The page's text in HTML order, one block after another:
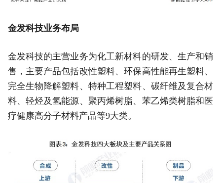
金发科技业务布局
金发科技的主营业务为化工新材料的研发、生产和销
售，主要产品包括改性塑料、环保高性能再生塑料、
完全生物降解塑料、特种工程塑料、碳纤维及复合材
料、轻烃及氢能源、聚丙烯树脂、苯乙烯类树脂和医
疗健康高分子材料产品等9大类。